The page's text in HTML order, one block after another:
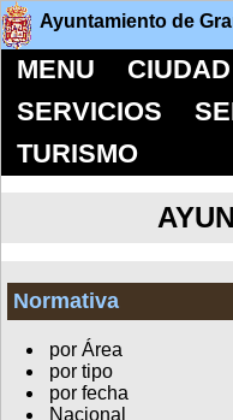
Ayuntamiento de
MENU CIUDAD
SERVICIOS
TURISMO
Normativa
por Área
por tipo
por fecha
Nacional